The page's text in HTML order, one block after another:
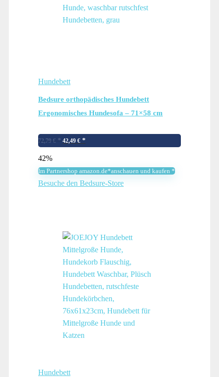
Hundebett
Bedsure orthopädisches Hundebett
Ergonomisches Hundesofa – 71×58 cm
für kleine Hunde, waschbar rutschfest
Hundebetten, grau
72,79 €
Ursprünglicher
72,79 €
42,49 €
Aktueller
42,49 €.
42%
Im Partnershop amazon.de*anschauen und kaufen *
Besuche den Bedsure-Store
Hundebett